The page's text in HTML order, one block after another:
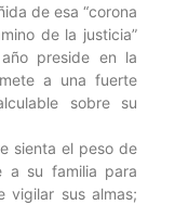
de esa “corona
de la justicia”
preside en la
a una fuerte
sobre su
sienta el peso de
a su familia para
vigilar sus almas;